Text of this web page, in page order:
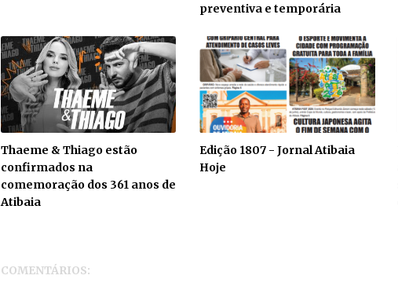
preventiva e temporária
Thaeme & Thiago estão
confirmados na
comemoração dos 361 anos de
Atibaia
Edição 1807 - Jornal Atibaia
Hoje
COMENTÁRIOS: